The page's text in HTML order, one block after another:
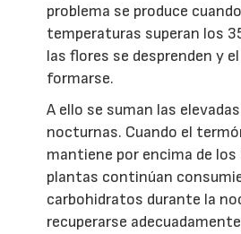
problema se produce
temperaturas superan los
las flores se desprenden y
formarse.
A ello se suman las
nocturnas. Cuando el
mantiene por encima de los
plantas continúan
carbohidratos durante la
recuperarse